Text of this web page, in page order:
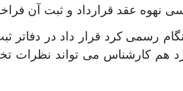
نهوه عقد قرارداد و ثبت آن
رسمی کرد قرار داد در دفاتر
هم کارشناس می تواند نظرات